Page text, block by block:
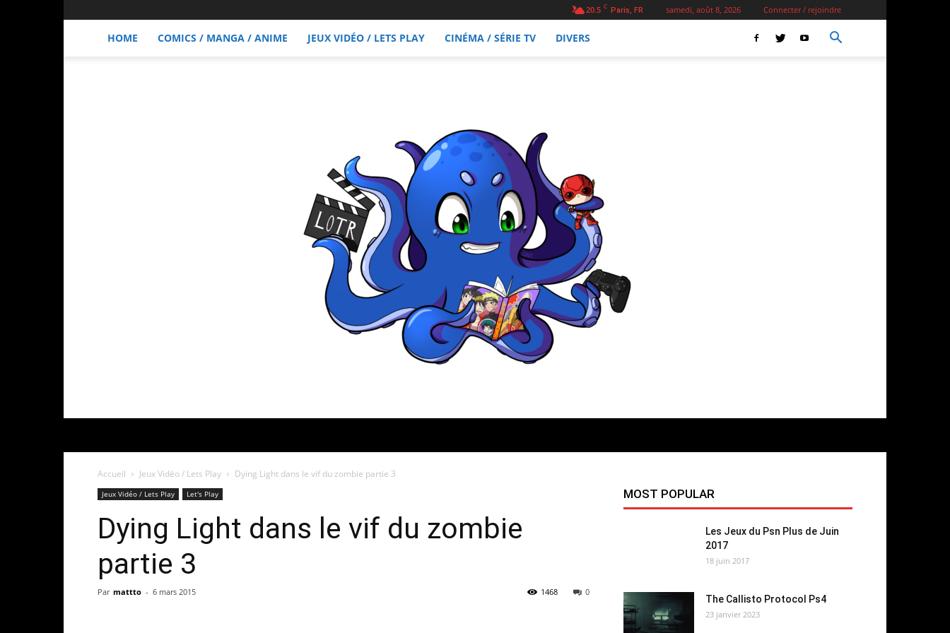
20.5 C Paris, FR samedi, août 8, 2026 Connecter / rejoindre
HOME COMICS / MANGA / ANIME JEUX VIDÉO / LETS PLAY CINÉMA / SÉRIE TV DIVERS
Accueil Jeux Vidéo / Lets Play Dying Light dans le vif du zombie partie 3
Jeux Vidéo / Lets Play Let's Play
Dying Light dans le vif du zombie
partie 3
Par mattto - 6 mars 2015 0
1468
MOST POPULAR
Les Jeux du Psn Plus de Juin
2017
18 juin 2017
The Callisto Protocol Ps4
23 janvier 2023